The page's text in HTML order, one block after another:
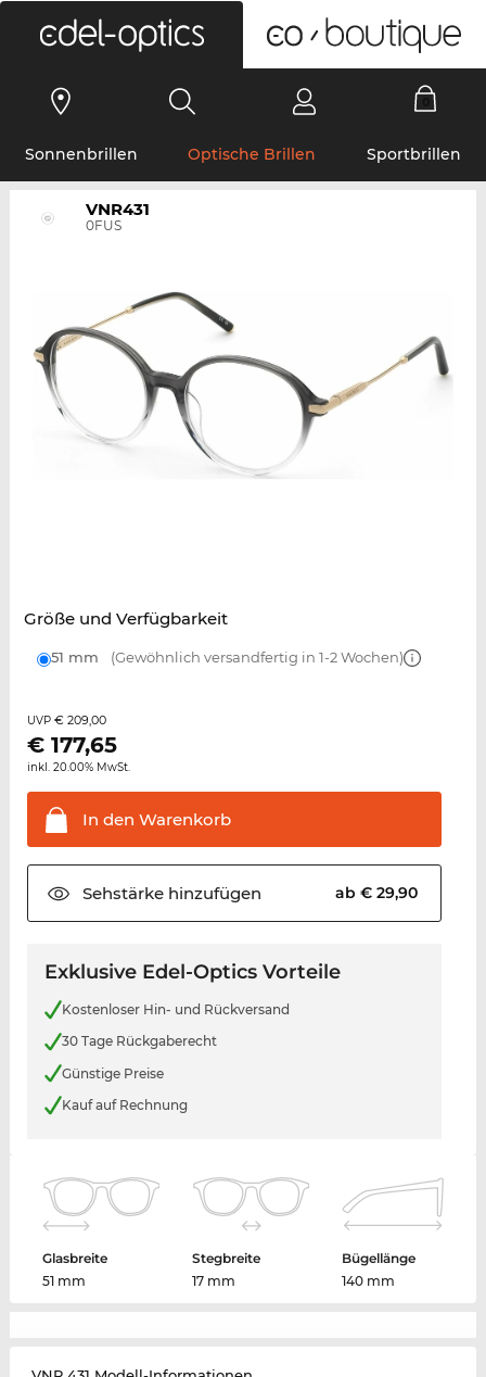
Sonnenbrillen Optische Brillen Sportbrillen
VNR431
0FUS
Größe und Verfügbarkeit
51 mm (Gewöhnlich versandfertig in 1-2 Wochen)
UVP € 209,00
€ 177,65
inkl. 20.00% MwSt.
In den Warenkorb
Sehstärkehinzufügen ab € 29,90
Exklusive Edel-Optics Vorteile
Kostenloser Hin- und Rückversand
30 Tage Rückgaberecht
Günstige Preise
Kauf auf Rechnung
Glasbreite
51 mm
Stegbreite
17 mm
Bügellänge
140 mm